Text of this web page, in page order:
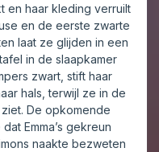
en haar kleding verruilt
en de eerste zwarte
laat ze glijden in een
in de slaapkamer
zwart, stift haar
hals, terwijl ze in de
De opkomende
Emma’s gekreun
naakte bezweten